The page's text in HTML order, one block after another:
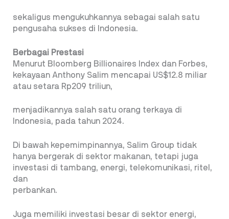
sekaligus mengukuhkannya sebagai salah satu
pengusaha sukses di Indonesia.
Berbagai Prestasi
Menurut Bloomberg Billionaires Index dan Forbes,
kekayaan Anthony Salim mencapai US$12.8 miliar
atau setara Rp209 triliun,
menjadikannya salah satu orang terkaya di
Indonesia, pada tahun 2024.
Di bawah kepemimpinannya, Salim Group tidak
hanya bergerak di sektor makanan, tetapi juga
investasi di tambang, energi, telekomunikasi, ritel,
dan
perbankan.
Juga memiliki investasi besar di sektor energi,